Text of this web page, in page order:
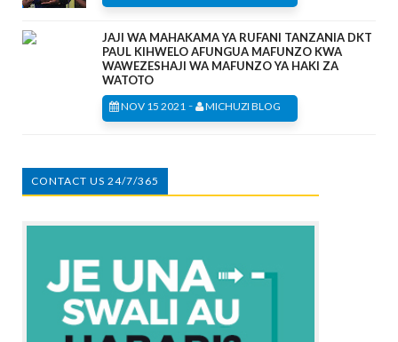
JAJI WA MAHAKAMA YA RUFANI TANZANIA DKT
PAUL KIHWELO AFUNGUA MAFUNZO KWA
WAWEZESHAJI WA MAFUNZO YA HAKI ZA
WATOTO
NOV 15 2021 - MICHUZI BLOG
CONTACT US 24/7/365